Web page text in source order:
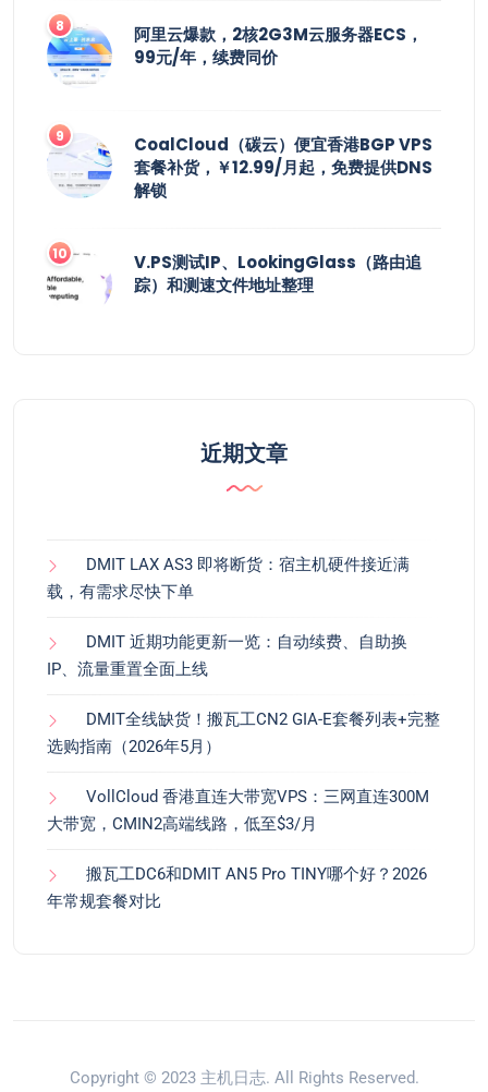
阿里云爆款，2核2G3M云服务器ECS，
99元/年，续费同价
CoalCloud（碳云）便宜香港BGP VPS
套餐补货，￥12.99/月起，免费提供DNS
解锁
V.PS测试IP、LookingGlass（路由追
踪）和测速文件地址整理
近期文章
DMIT LAX AS3 即将断货：宿主机硬件接近满
载，有需求尽快下单
DMIT 近期功能更新一览：自动续费、自助换
IP、流量重置全面上线
DMIT全线缺货！搬瓦工CN2 GIA-E套餐列表+完整
选购指南（2026年5月）
VollCloud 香港直连大带宽VPS：三网直连300M
大带宽，CMIN2高端线路，低至$3/月
搬瓦工DC6和DMIT AN5 Pro TINY哪个好？2026
年常规套餐对比
Copyright © 2023 主机日志. All Rights Reserved.